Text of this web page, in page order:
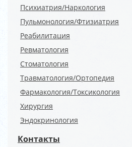
Психиатрия/Наркология
Пульмонология/Фтизиатрия
Реабилитация
Ревматология
Стоматология
Травматология/Ортопедия
Фармакология/Токсикология
Хирургия
Эндокринология
Контакты